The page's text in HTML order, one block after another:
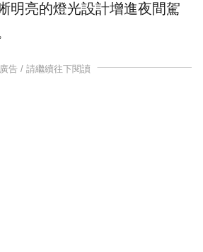
明亮的燈光設計增進夜間駕
廣告 / 請繼續往下閱讀